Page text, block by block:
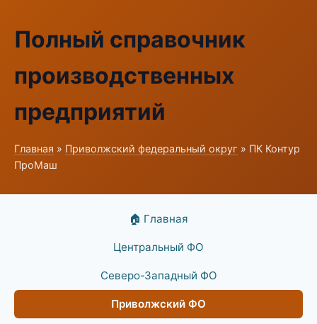
Полный справочник
производственных
предприятий
Главная » Приволжский федеральный округ » ПК Контур
ПроМаш
🏠 Главная
Центральный ФО
Северо-Западный ФО
Приволжский ФО